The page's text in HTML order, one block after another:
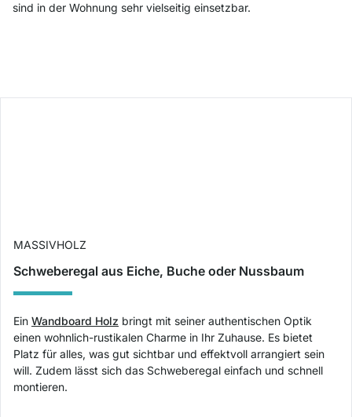
sind in der Wohnung sehr vielseitig einsetzbar.
MASSIVHOLZ
Schweberegal aus Eiche, Buche oder Nussbaum
Ein Wandboard Holz bringt mit seiner authentischen Optik
einen wohnlich-rustikalen Charme in Ihr Zuhause. Es bietet
Platz für alles, was gut sichtbar und effektvoll arrangiert sein
will. Zudem lässt sich das Schweberegal einfach und schnell
montieren.